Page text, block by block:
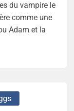
du vampire le
comme une
Adam et la